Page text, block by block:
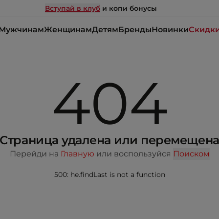
Вступай в клуб и копи бонусы
ЖенщинамДетямБрендыНовинки
404
Страница удалена или перемещена
Перейди на Главную или воспользуйся Поиском
500: he.findLast is not a function